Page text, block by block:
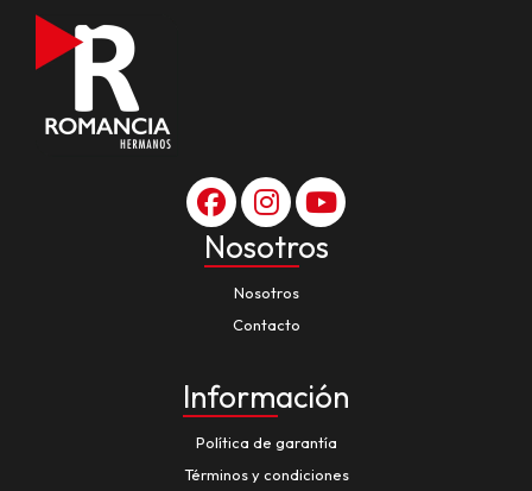
Nosotros
Nosotros
Contacto
Información
Política de garantía
Términos y condiciones